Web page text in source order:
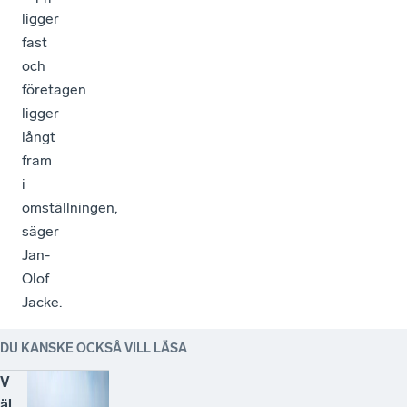
ligger
fast
och
företagen
ligger
långt
fram
i
omställningen,
säger
Jan-
Olof
Jacke.
DU KANSKE OCKSÅ VILL LÄSA
V